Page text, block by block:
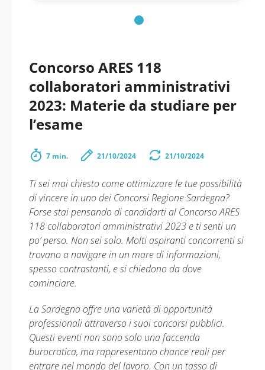
Concorso ARES 118
collaboratori amministrativi
2023: Materie da studiare per
l’esame
7 min. 21/10/2024 21/10/2024
Ti sei mai chiesto come ottimizzare le tue possibilità
di vincere in uno dei Concorsi Regione Sardegna?
Forse stai pensando di candidarti al Concorso ARES
118 collaboratori amministrativi 2023 e ti senti un
po’ perso. Non sei solo. Molti aspiranti concorrenti si
trovano a navigare in un mare di informazioni,
spesso contrastanti, e si chiedono da dove
cominciare.
La Sardegna offre una varietà di opportunità
professionali attraverso i suoi concorsi pubblici.
Questi eventi non sono solo una faccenda
burocratica, ma rappresentano chance reali per
entrare nel mondo del lavoro. Con un tasso di